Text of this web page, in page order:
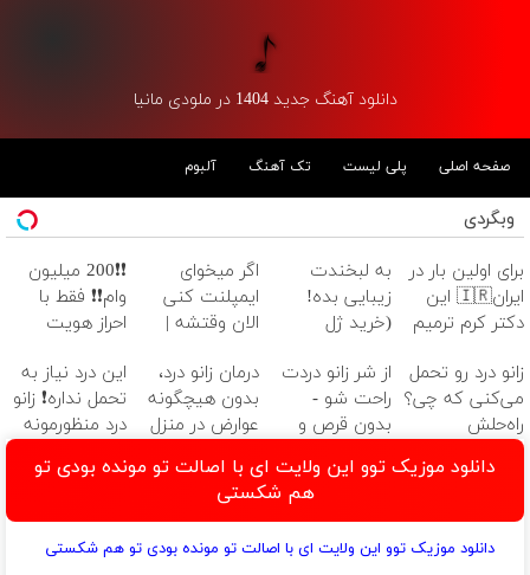
دانلود آهنگ جدید 1404 در ملودی مانیا
صفحه اصلی پلی لیست تک آهنگ آلبوم
وبگردی
برای اولین بار در
ایران🇮🇷 این
دکتر کرم ترمیم
ساخت!
به لبخندت
زیبایی بده!
(خرید ژل
دندان
با40%تخفیف)
اگر میخوای
ایمپلنت کنی
الان وقتشه |
میلیون تومان!!!
❗❗200 میلیون
وام❗❗ فقط با
احراز هویت
زانو درد رو تحمل
می‌کنی که چی؟
راه‌حلش
همین‌جاست!
از شر زانو دردت
راحت شو -
بدون قرص و
درمان زانو درد،
بدون هیچگونه
عوارض در منزل
این درد نیاز به
تحمل نداره❗ زانو
درد منظورمونه
دانلود موزیک توو این ولایت ای با اصالت تو مونده بودی تو
هم شکستی
دانلود موزیک توو این ولایت ای با اصالت تو مونده بودی تو هم شکستی